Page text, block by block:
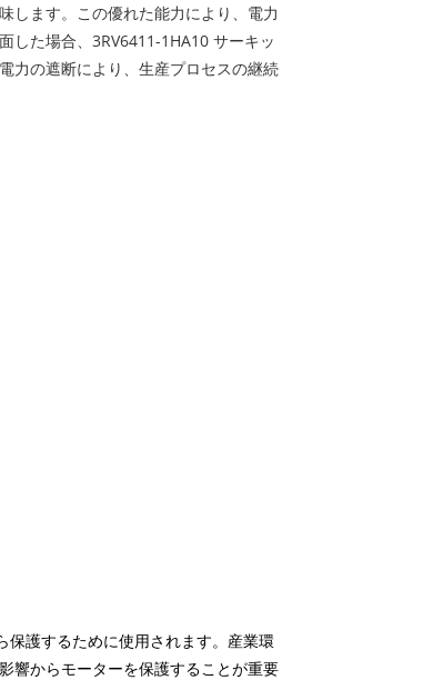
します。この優れた能力により、電力
した場合、3RV6411-1HA10 サーキッ
力の遮断により、生産プロセスの継続
護するために使用されます。産業環
響からモーターを保護することが重要